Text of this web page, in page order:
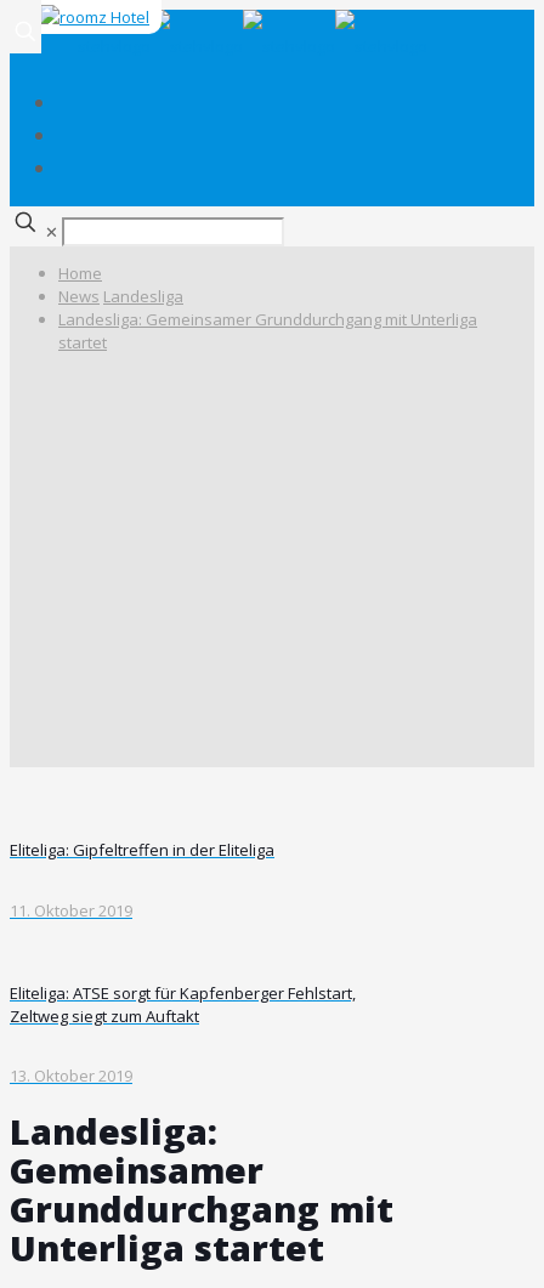
✕
Home
News Landesliga
Landesliga: Gemeinsamer Grunddurchgang mit Unterliga
startet
Eliteliga: Gipfeltreffen in der Eliteliga
11. Oktober 2019
Eliteliga: ATSE sorgt für Kapfenberger Fehlstart,
Zeltweg siegt zum Auftakt
13. Oktober 2019
Landesliga:
Gemeinsamer
Grunddurchgang mit
Unterliga startet